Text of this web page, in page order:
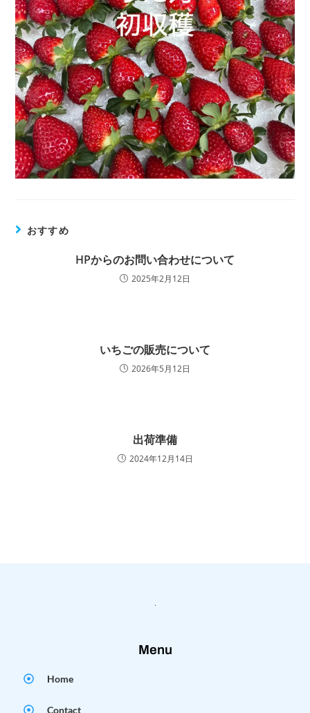
おすすめ
HPからのお問い合わせについて
2025年2月12日
いちごの販売について
2026年5月12日
出荷準備
2024年12月14日
Menu
Home
Contact